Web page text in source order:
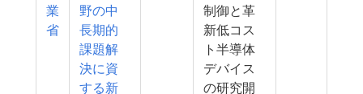
業
省
野の中
長期的
課題解
決に資
する新
制御と革
新低コス
ト半導体
デバイス
の研究開